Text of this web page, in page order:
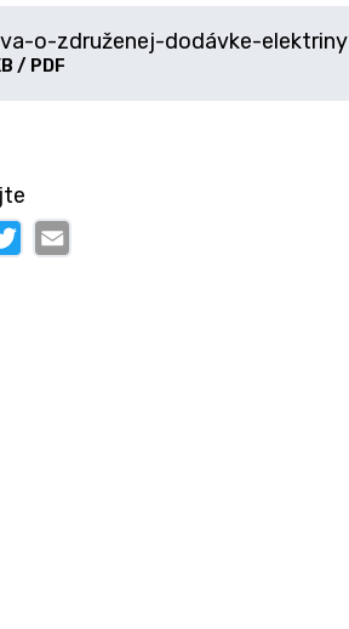
o-združenej-dodávke-elektriny
/ PDF